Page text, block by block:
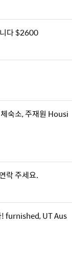
다 $2600
숙소, 주재원 Housi
락 주세요.
! furnished, UT Aus